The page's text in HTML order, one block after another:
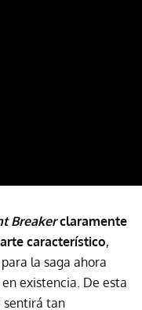
Breakerclaramente
característico,
la saga ahora
existencia. De esta
sentirá tan